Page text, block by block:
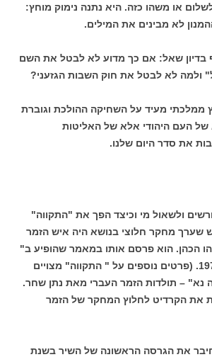
לשלום או משהו כזה. היא נתנה נימוק מוחץ:
לא מבינים את המילים.
בדיון שאל: אם כך מדוע לא לבטל את השם
ולמה לא לבטל את חוק השבות הגזעני?
ממלכתי מעיד על השחיקה ההולכת וגוברת
של העם היהודי אלא של האליטות
את סדר היום שלנו.
ולשאול מי וכיצד הפך את "התקווה"
שערך מחקר חלוצי בנושא היה איש הזמר
הכהן. הוא פרסם אותו במאמר שהופיע ב"
עתמול" בנובמבר 1978. (פרטים נוספים על " התקווה" מצויים
נא" – תולדות הזמר העברי מאת נתן שחר.
את הקרדיט לחלוץ המחקר של הזמר
את הגרסה הראשונה של השיר בשנת